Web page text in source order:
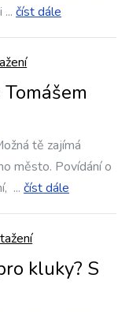
... číst dále
tě zajímá
město. Povídání o
... číst dále
kluky? S